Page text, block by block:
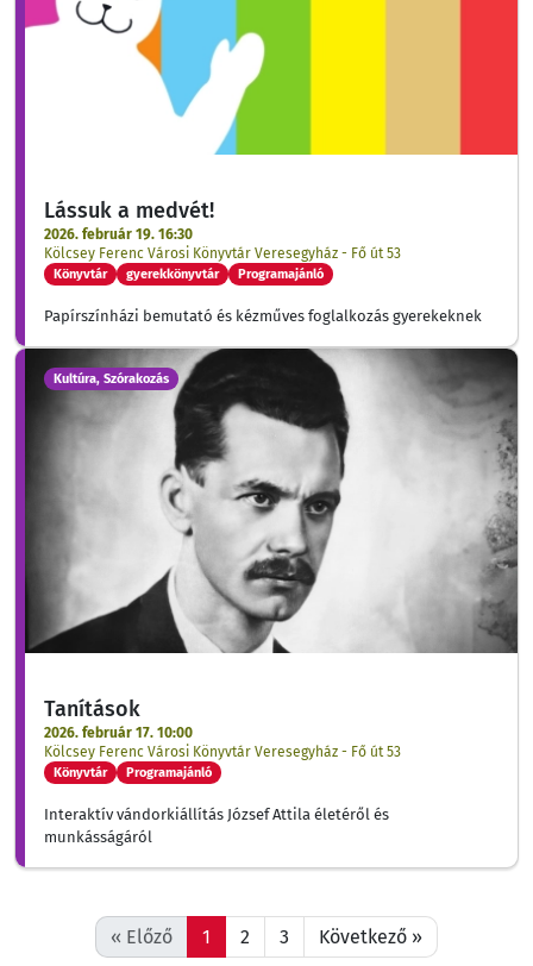
Lássuk a medvét!
2026. február 19. 16:30
Kölcsey Ferenc Városi Könyvtár Veresegyház - Fő út 53
Könyvtár gyerekkönyvtár Programajánló
Papírszínházi bemutató és kézműves foglalkozás gyerekeknek
Kultúra, Szórakozás
Tanítások
2026. február 17. 10:00
Kölcsey Ferenc Városi Könyvtár Veresegyház - Fő út 53
Könyvtár Programajánló
Interaktív vándorkiállítás József Attila életéről és
munkásságáról
« Előző 1 2 3 Következő »